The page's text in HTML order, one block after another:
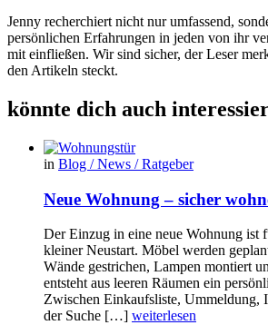
Jenny recherchiert nicht nur umfassend,
persönlichen Erfahrungen in jeden von ihr
mit einfließen. Wir sind sicher, der Leser
den Artikeln steckt.
könnte dich auch
in Blog / News / Ratgeber
Neue Wohnung – sicher
Der Einzug in eine neue Wohnung ist
kleiner Neustart. Möbel werden
Wände gestrichen, Lampen montiert
entsteht aus leeren Räumen ein
Zwischen Einkaufsliste, Ummeldung,
der Suche […] weiterlesen